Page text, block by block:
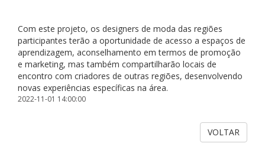
Com este projeto, os designers de moda das regiões
participantes terão a oportunidade de acesso a espaços de
aprendizagem, aconselhamento em termos de promoção
e marketing, mas também compartilharão locais de
encontro com criadores de outras regiões, desenvolvendo
novas experiências específicas na área.
2022-11-01 14:00:00
VOLTAR